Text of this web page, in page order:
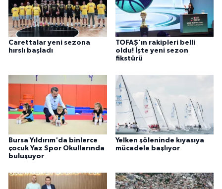
Carettalar yeni sezona
hırslı başladı
TOFAŞ'ın rakipleri belli
oldu! İşte yeni sezon
fikstürü
Bursa Yıldırım'da binlerce
çocuk Yaz Spor Okullarında
buluşuyor
Yelken şöleninde kıyasıya
mücadele başlıyor